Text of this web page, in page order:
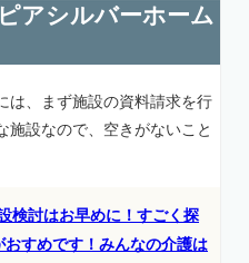
アシルバーホーム
は、まず施設の資料請求を行
施設なので、空きがないこと
検討はお早めに！すごく探
すめです！みんなの介護は